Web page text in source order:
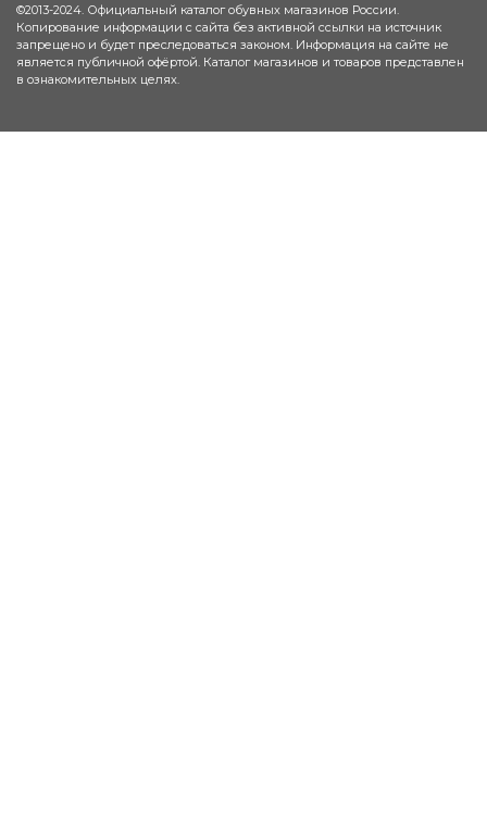
©2013-2024. Официальный каталог обувных магазинов России.
Копирование информации с сайта без активной ссылки на источник
запрещено и будет преследоваться законом. Информация на сайте не
является публичной офёртой. Каталог магазинов и товаров представлен
в ознакомительных целях.